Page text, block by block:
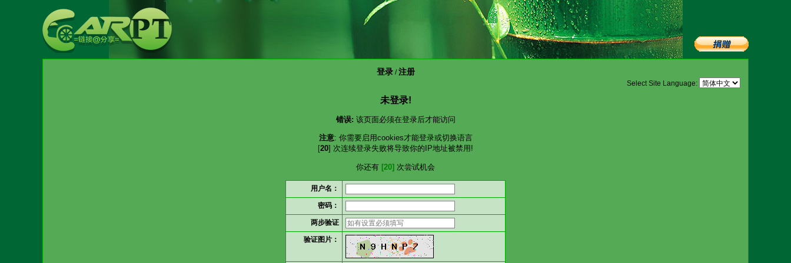
登录/注册
Select Site Language:
未登录!
错误: 该页面必须在登录后才能访问
注意: 你需要启用cookies才能登录或切换语言
[20] 次连续登录失败将导致你的IP地址被禁用!
你还有 [20] 次尝试机会
用户名：
密码：
两步验证
验证图片：